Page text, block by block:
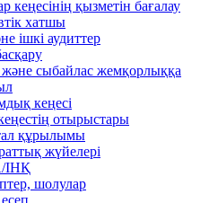
кеңесінің қызметін бағалау
хатшы
ішкі аудиттер
сыбайлас жемқорлыққа
кеңесі
отырыстары
құрылымы
жүйелері
ІНҚ
шолулар